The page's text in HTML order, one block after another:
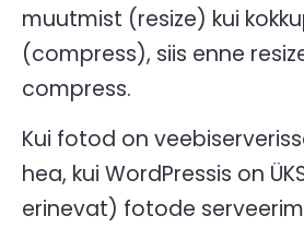
muutmist (resize) kui
(compress), siis enne
compress.
Kui fotod on
hea, kui WordPressis on
erinevat) fotode